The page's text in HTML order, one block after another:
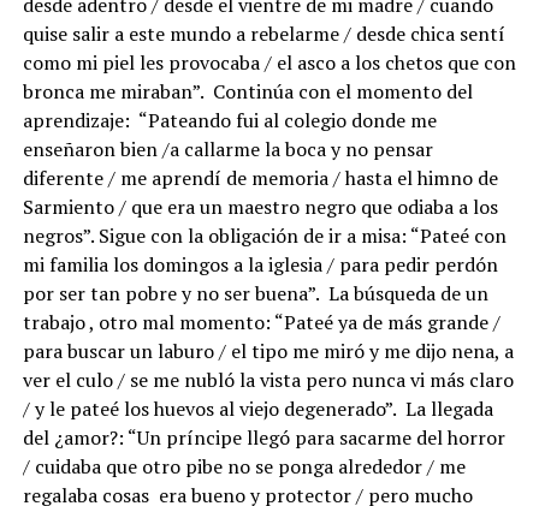
quise salir a este mundo a rebelarme / desde chica sentí
como mi piel les provocaba / el asco a los chetos que con
bronca me miraban”. Continúa con el momento del
aprendizaje: “Pateando fui al colegio donde me
enseñaron bien /a callarme la boca y no pensar
diferente / me aprendí de memoria / hasta el himno de
Sarmiento / que era un maestro negro que odiaba a los
negros”. Sigue con la obligación de ir a misa: “Pateé con
mi familia los domingos a la iglesia / para pedir perdón
por ser tan pobre y no ser buena”. La búsqueda de un
trabajo , otro mal momento: “Pateé ya de más grande /
para buscar un laburo / el tipo me miró y me dijo nena, a
ver el culo / se me nubló la vista pero nunca vi más claro
/ y le pateé los huevos al viejo degenerado”. La llegada
del ¿amor?: “Un príncipe llegó para sacarme del horror
/ cuidaba que otro pibe no se ponga alrededor / me
regalaba cosas era bueno y protector / pero mucho